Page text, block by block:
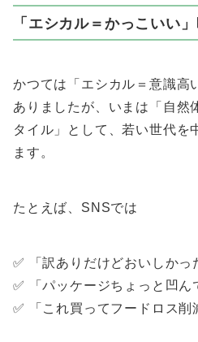
「エシカル＝かっこいい
かつては「エシカル＝意識高
ありましたが、いまは「自然
タイル」として、若い世代を
ます。
たとえば、SNSでは
✅ 「訳ありだけどおいしかっ
✅ 「パッケージちょっと凹ん
✅ 「これ買ってフードロス削